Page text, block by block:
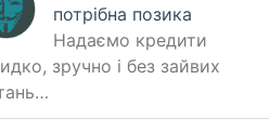
потрібна позика
Надаємо кредити
зручно і без зайвих